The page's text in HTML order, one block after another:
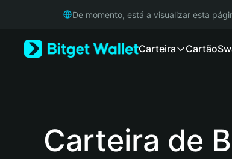
Русский
De momento, está a visualizar esta
Carteira Cartão
Carteira de